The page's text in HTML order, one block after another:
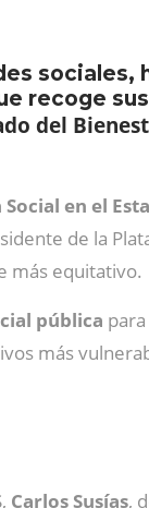
sociales,
recoge
del
en el
de la
más equitativo.
pública
más
Carlos Susías,